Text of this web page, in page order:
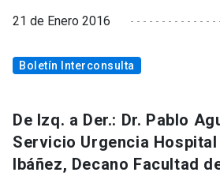
21 de Enero 2016
Boletín Interconsulta
De Izq. a Der.: Dr. Pablo
Servicio Urgencia
Ibáñez, Decano Facultad